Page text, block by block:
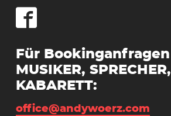
Für Bookinganfragen
MUSIKER, SPRECHER,
KABARETT:
office@andywoerz.com